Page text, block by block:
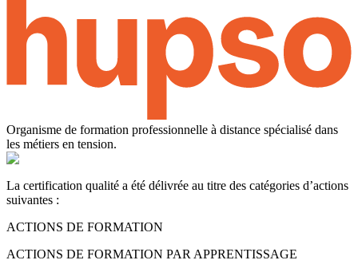
Organisme de formation professionnelle à distance spécialisé dans
les métiers en tension.
La certification qualité a été délivrée au titre des catégories d’actions
suivantes :
ACTIONS DE FORMATION
ACTIONS DE FORMATION PAR APPRENTISSAGE